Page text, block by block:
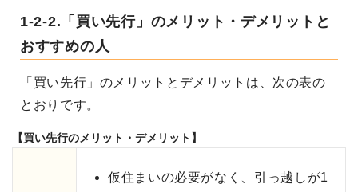
1-2-2.「買い先行」のメリット・デメリットと
おすすめの人
「買い先行」のメリットとデメリットは、次の表の
とおりです。
【買い先行のメリット・デメリット】
仮住まいの必要がなく、引っ越しが1